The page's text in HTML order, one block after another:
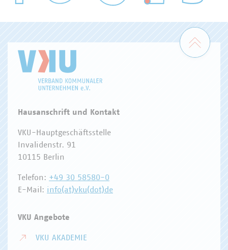
WASSER/ABWASSER
Zum
Hausanschrift und Kontakt
VKU-Hauptgeschäftsstelle
Invalidenstr. 91
10115 Berlin
Telefon: +49 30 58580-0
E-Mail: info(at)vku(dot)de
VKU Angebote
VKU AKADEMIE